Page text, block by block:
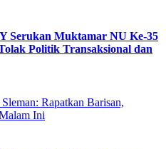
Serukan Muktamar NU Ke-35
Politik Transaksional dan